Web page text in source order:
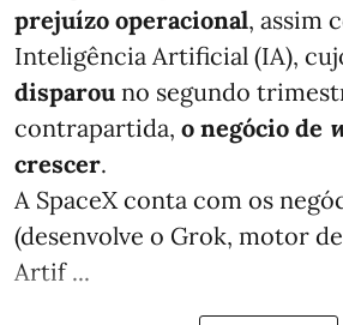
prejuízo operacional, assim
Inteligência Artificial (IA),
disparou no segundo
contrapartida, o negócio de
crescer.
A SpaceX conta com os
(desenvolve o Grok, motor
Artif ...